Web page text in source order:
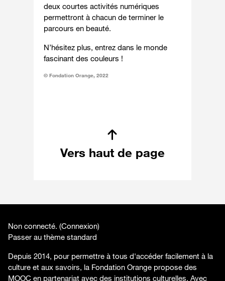
deux courtes activités numériques
permettront à chacun de terminer le
parcours en beauté.
N’hésitez plus, entrez dans le monde
fascinant des couleurs !
© Fondation Orange, 2022
Vers haut de page
Non connecté. (Connexion)
Passer au thème standard
Depuis 2014, pour permettre à tous d'accéder facilement à la
culture et aux savoirs, la Fondation Orange propose des
MOOC en partenariat avec des institutions culturelles. Avec